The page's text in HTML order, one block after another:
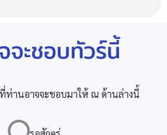
ะชอบทัวร์นี้
ท่านอาจจะชอบมาให้ ณ ด้านล่างนี้